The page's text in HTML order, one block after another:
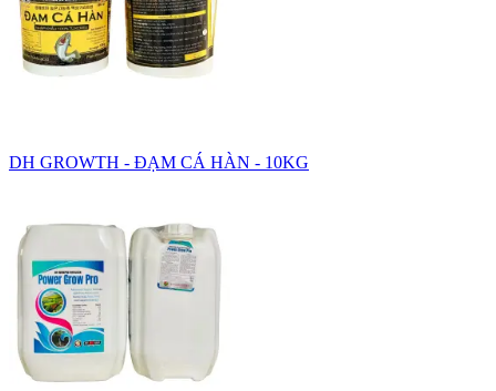
DH GROWTH - ĐẠM CÁ HÀN - 10KG